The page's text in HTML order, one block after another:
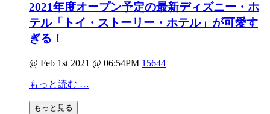
2021年度オープン予定の最新ディズニー・ホ
テル「トイ・ストーリー・ホテル」が可愛す
ぎる！
@ Feb 1st 2021 @ 06:54PM 15644
もっと読む …
もっと見る